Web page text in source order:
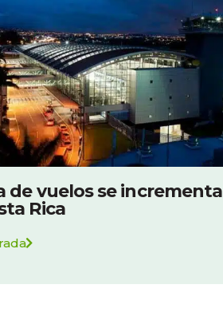
de vuelos se incrementa
Rica